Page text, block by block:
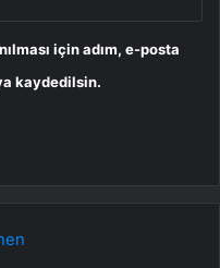
için adım, e-posta
kaydedilsin.